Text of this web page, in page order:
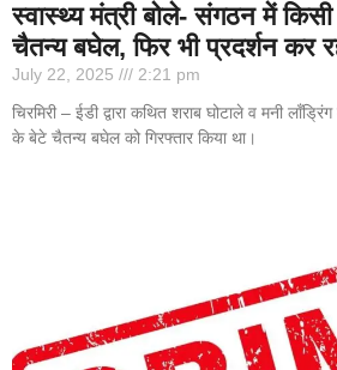
स्वास्थ्य मंत्री बोले- संगठन में
चैतन्य बघेल, फिर भी प्रदर्शन कर
July 22, 2025
2:21 pm
चिरमिरी – ईडी द्वारा कथित शराब घोटाले व मनी
के बेटे चैतन्य बघेल को गिरफ्तार किया था।